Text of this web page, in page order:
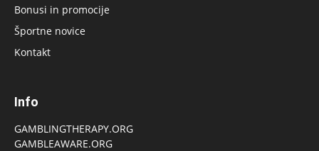
Bonusi in promocije
Športne novice
Kontakt
Info
GAMBLINGTHERAPY.ORG
GAMBLEAWARE.ORG